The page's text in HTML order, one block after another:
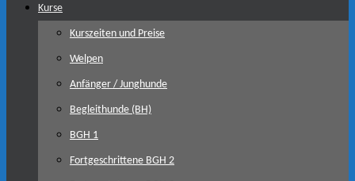
Kurse
Kurszeiten und Preise
Welpen
Anfänger / Junghunde
Begleithunde (BH)
BGH 1
Fortgeschrittene BGH 2